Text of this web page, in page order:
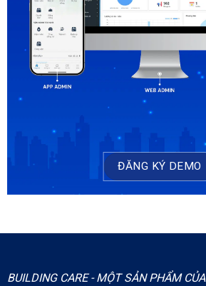
ĐĂNG KÝ DEMO
BUILDING CARE - MỘT SẢN PHẨM CỦA